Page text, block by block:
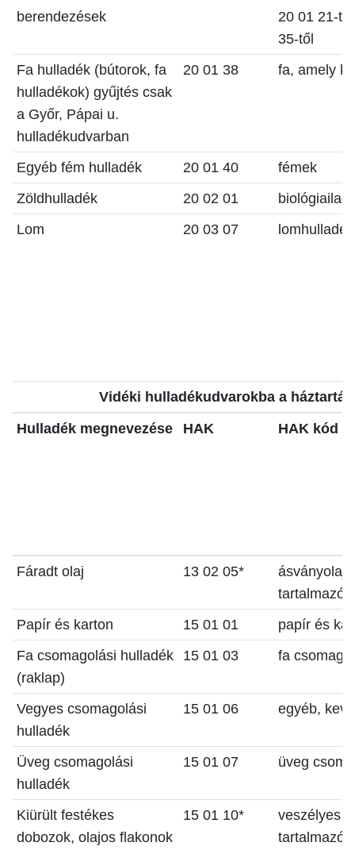
berendezések
20 01 21-
35-től
Fa hulladék (bútorok, fa
hulladékok) gyűjtés csak
a Győr, Pápai u.
hulladékudvarban
20 01 38 fa, amely
Egyéb fém hulladék 20 01 40
fémek
Zöldhulladék
20 02 01
biológiailag
Lom
20 03 07 lomhulladék
Vidéki hulladékudvarokba a
Hulladék megnevezése
HAK HAK kód
Fáradt olaj 13 02 05*
ásványolaj
tartalmazó
Papír és karton
15 01 01
papír és
Fa csomagolási hulladék
(raklap)
15 01 03 fa
Vegyes csomagolási
hulladék
15 01 06 egyéb,
Üveg csomagolási
hulladék
15 01 07 üveg
Kiürült festékes
dobozok, olajos flakonok
15 01 10*
veszélyes
tartalmazó